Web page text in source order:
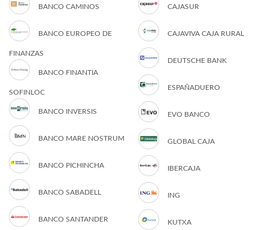
BANCO CAMINOS
BANCO EUROPEO DE
FINANZAS
BANCO FINANTIA
SOFINLOC
BANCO INVERSIS
BANCO MARE NOSTRUM
BANCO PICHINCHA
BANCO SABADELL
BANCO SANTANDER
CAJASUR
CAJAVIVA CAJA RURAL
DEUTSCHE BANK
ESPAÑADUERO
EVO BANCO
GLOBAL CAJA
IBERCAJA
ING
KUTXA